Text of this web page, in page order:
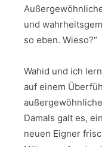
und
so eben. Wieso?“
Wahid und ich
auf einem
Damals galt es,
neuen Eigner